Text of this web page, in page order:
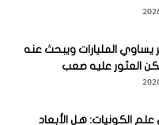
يساوي المليارات ويبحث عنه
العثور عليه صعب
الكونيات: هل الأبعاد